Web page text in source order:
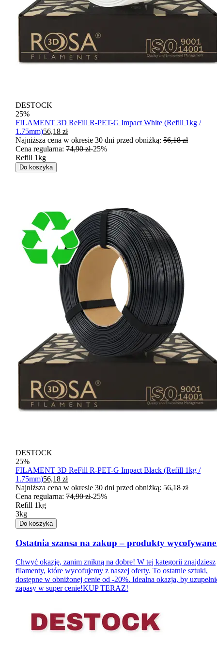
DESTOCK
25%
FILAMENT 3D ReFill R-PET-G Impact White (Refill 1kg /
1.75mm)56,18 zł
Najniższa cena w okresie 30 dni przed obniżką: 56,18 zł
Cena regularna: 74,90 zł-25%
Refill 1kg
Do koszyka
DESTOCK
25%
FILAMENT 3D ReFill R-PET-G Impact Black (Refill 1kg /
1.75mm)56,18 zł
Najniższa cena w okresie 30 dni przed obniżką: 56,18 zł
Cena regularna: 74,90 zł-25%
Refill 1kg
3kg
Do koszyka
Ostatnia szansa na zakup – produkty
Chwyć okazję, zanim znikną na dobre! W tej kategorii znajdziesz
filamenty, które wycofujemy z naszej oferty. To ostatnie sztuki,
dostępne w obniżonej cenie od -20%. Idealna okazja, by
zapasy w super cenie!KUP TERAZ!